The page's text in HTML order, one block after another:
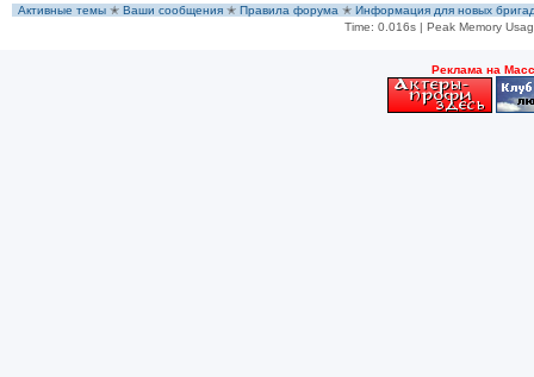
Активные темы ✭ Ваши сообщения ✭ Правила форума ✭ Информация для новых
Time: 0.016s| Peak Memory
Рeклама на